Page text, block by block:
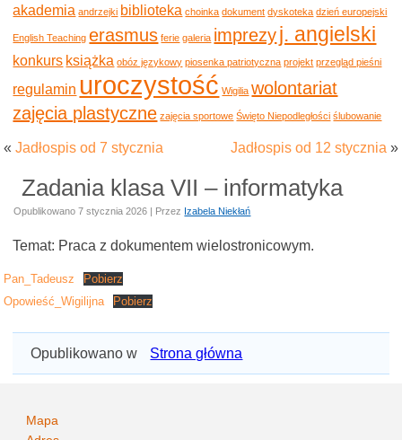
akademia andrzejki biblioteka choinka dokument dyskoteka dzień europejski
English Teaching erasmus ferie galeria imprezyj. angielski
konkurs książka obóz językowy piosenka patriotyczna projekt przegląd pieśni
regulamin uroczystość Wigilia wolontariat
zajęcia plastyczne zajęcia sportowe Święto Niepodległości ślubowanie
«Jadłospis od 7 stycznia Jadłospis od 12 stycznia »
Zadania klasa VII – informatyka
Opublikowano 7 stycznia 2026 | Przez Izabela Niekłań
Temat: Praca z dokumentem wielostronicowym.
Pan_Tadeusz
Pobierz
Opowieść_Wigilijna
Pobierz
Opublikowano w Strona główna
Mapa